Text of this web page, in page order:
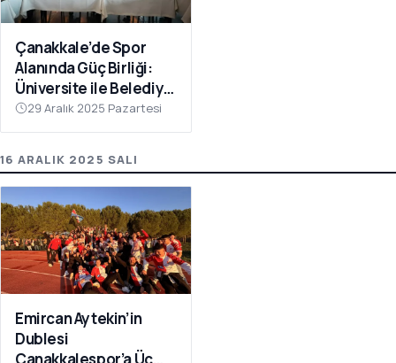
Çanakkale’de Spor
Alanında Güç Birliği:
Üniversite ile Belediye
Kulüpleri İş Birliği Yaptı
29 Aralık 2025 Pazartesi
16 ARALIK 2025 SALI
Emircan Aytekin’in
Dublesi
Çanakkalespor’a Üç